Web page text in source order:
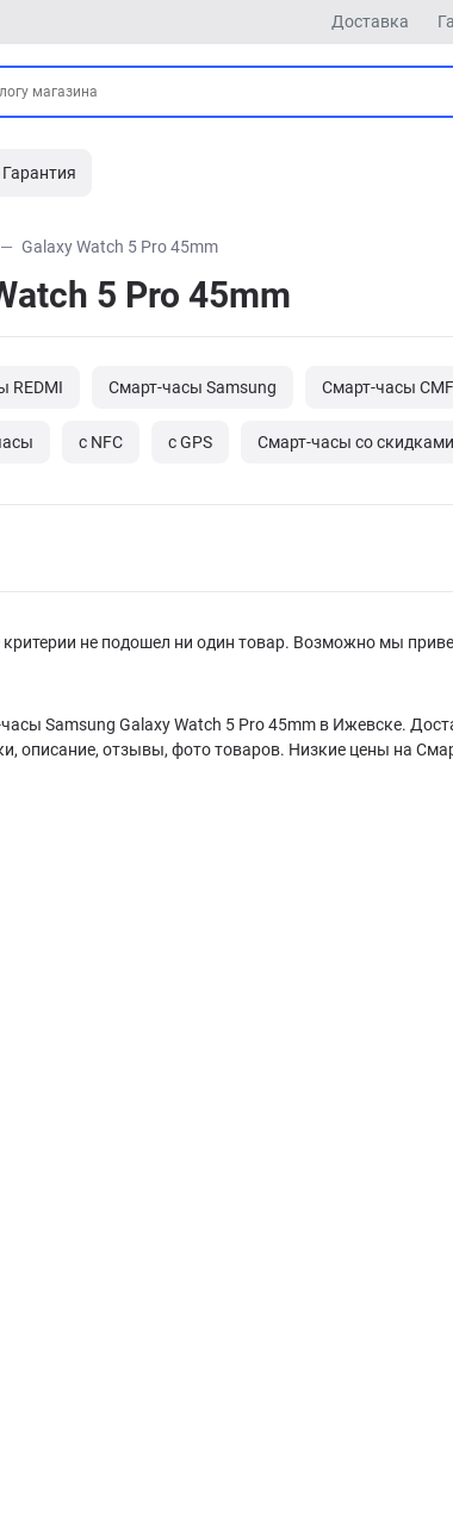
Доставка
Гарантия
Galaxy Watch 5 Pro 45mm
5 Pro 45mm
REDMI Смарт-часы Samsung Смарт-часы CMF
с NFC с GPS Cмарт-часы со скидками
не подошел ни один товар. Возможно мы
Samsung Galaxy Watch 5 Pro 45mm в Ижевске.
описание, отзывы, фото товаров. Низкие цены на